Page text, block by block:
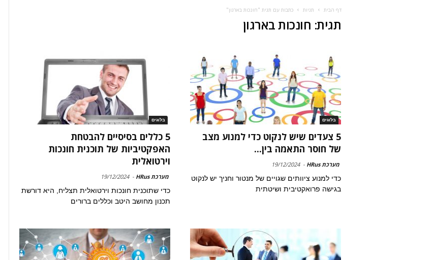
דף הבית תגיות כתבות עם תגית "חונכות בארגון"
תגית: חונכות בארגון
בלוגים
5 צעדים שיש לנקוט כדי למנוע מצב
של חוסר התאמה בין...
מערכת HRus -
19/12/2024
כדי למנוע ציוותים שגויים של מנטור וחניך יש לנקוט
בגישה פרואקטיבית ושיטתית
בלוגים
5 כללים בסיסיים להבטחת
האפקטיביות של תוכנית חונכות
וירטואלית
מערכת HRus -
19/12/2024
כדי שתוכנית חונכות וירטואלית תצליח, היא דורשת
תכנון מחושב היטב וכללים ברורים